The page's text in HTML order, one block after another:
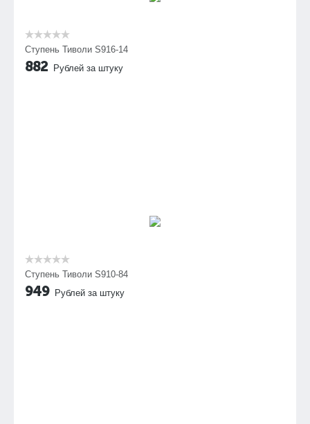
Ступень Тиволи S916-14
882 Рублей за штуку
Ступень Тиволи S910-84
949 Рублей за штуку